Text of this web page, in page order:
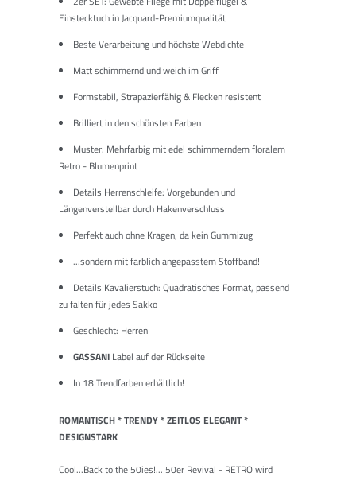
Einstecktuch in Jacquard-Premiumqualität
Beste Verarbeitung und höchste Webdichte
Matt schimmernd und weich im Griff
Formstabil, Strapazierfähig & Flecken resistent
Brilliert in den schönsten Farben
Muster: Mehrfarbig mit edel schimmerndem floralem
Retro - Blumenprint
Details Herrenschleife: Vorgebunden und
Längenverstellbar durch Hakenverschluss
Perfekt auch ohne Kragen, da kein Gummizug
...sondern mit farblich angepasstem Stoffband!
Details Kavalierstuch: Quadratisches Format, passend
zu falten für jedes Sakko
Geschlecht: Herren
GASSANI Label auf der Rückseite
In 18 Trendfarben erhältlich!
ROMANTISCH * TRENDY * ZEITLOS ELEGANT *
DESIGNSTARK
Cool...Back to the 50ies!... 50er Revival - RETRO wird